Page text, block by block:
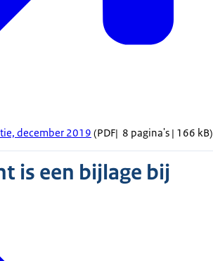
december 2019 (PDF| 8 pagina's | 166 kB)
is een bijlage bij